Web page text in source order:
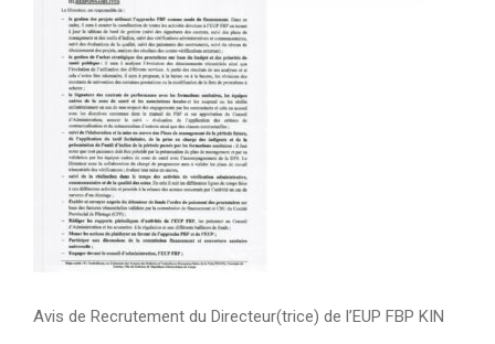
Avis de Recrutement du Directeur(trice) de l’EUP FBP KIN